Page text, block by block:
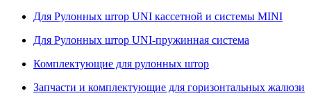
Для Рулонных штор UNI кассетной и системы MINI
Для Рулонных штор UNI-пружинная система
Комплектующие для рулонных штор
Запчасти и комплектующие для горизонтальных жалюзи